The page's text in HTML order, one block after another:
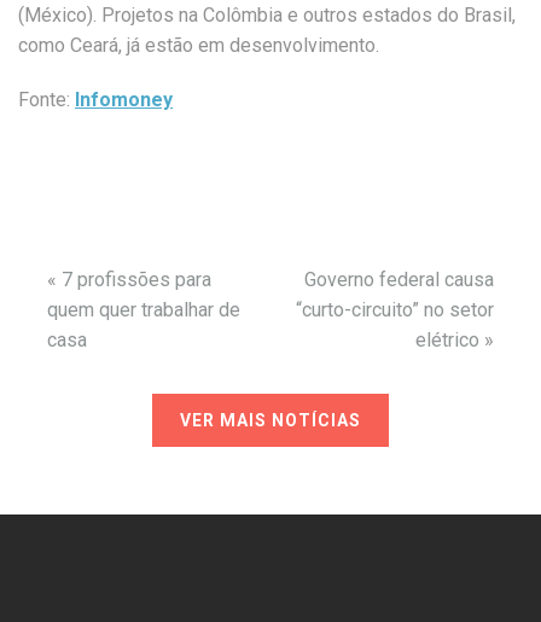
(México). Projetos na Colômbia e outros estados do Brasil,
como Ceará, já estão em desenvolvimento.
Fonte: Infomoney
« 7 profissões para
quem quer trabalhar de
casa
Governo federal causa
“curto-circuito” no setor
elétrico »
VER MAIS NOTÍCIAS